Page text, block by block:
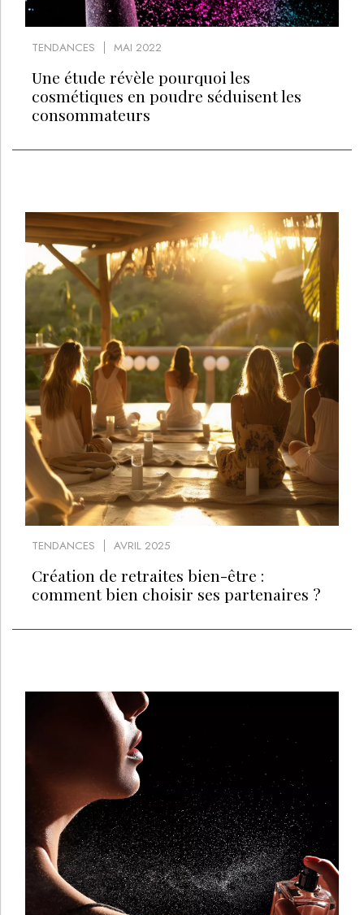
TENDANCES MAI 2022
Une étude révèle pourquoi les
cosmétiques en poudre séduisent les
consommateurs
TENDANCES AVRIL 2025
Création de retraites bien-être :
comment bien choisir ses partenaires ?